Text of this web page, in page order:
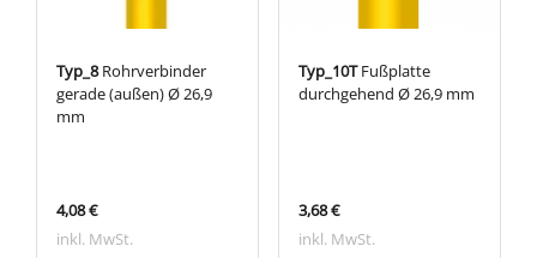
Typ_8Rohrverbinder
gerade (außen) Ø 26,9
mm
4,08 €
inkl. MwSt.
Typ_10TFußplatte
durchgehend Ø 26,9 mm
3,68 €
inkl. MwSt.